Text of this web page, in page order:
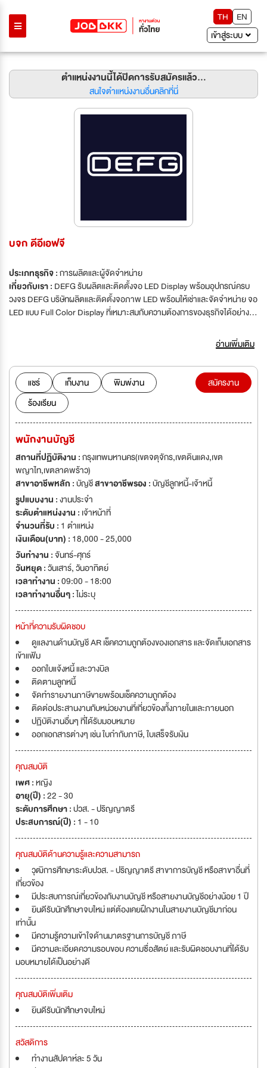
TH
EN
เข้าสู่ระบบ
ตำแหน่งงานนี้ได้ปิดการรับสมัครแล้ว...
สนใจตำแหน่งงานอื่นคลิกที่นี่
บจก ดีอีเอฟจี
ประเภทธุรกิจ :การผลิตและผู้จัดจำหน่าย
เกี่ยวกับเรา : DEFG รับผลิตและติดตั้งจอ LED Display พร้อมอุปกรณ์ครบ
วงจร DEFG บริษัทผลิตและติดตั้งจอภาพ LED พร้อมให้เช่าและจัดจำหน่าย จอ
LED แบบ Full Color Display ที่เหมาะสมกับความต้องการของธุรกิจได้อย่าง
อ่านเพิ่มเติม
แชร์ เก็บงาน
พิมพ์งาน
ร้องเรียน
สมัครงาน
พนักงานบัญชี
สถานที่ปฏิบัติงาน :กรุงเทพมหานคร(เขตจตุจักร,เขตดินแดง,เขต
พญาไท,เขตลาดพร้าว)
สาขาอาชีพหลัก :บัญชีสาขาอาชีพรอง :บัญชีลูกหนี้-เจ้าหนี้
รูปแบบงาน :งานประจำ
ระดับตำแหน่งงาน : เจ้าหน้าที่
จำนวนที่รับ : 1 ตำแหน่ง
เงินเดือน(บาท) : 18,000 - 25,000
วันทำงาน :จันทร์-ศุกร์
วันหยุด :วันเสาร์,วันอาทิตย์
เวลาทำงาน :09:00 - 18:00
เวลาทำงานอื่นๆ :ไม่ระบุ
หน้าที่ความรับผิดชอบ
ดูแลงานด้านบัญชี AR เช็คความถูกต้องของเอกสาร และจัดเก็บเอกสาร
เข้าแฟ้ม
ออกใบแจ้งหนี้ และวางบิล
ติดตามลูกหนี้
จัดทำรายงานภาษีขายพร้อมเช็คความถูกต้อง
ติดต่อประสานงานกับหน่วยงานที่เกี่ยวข้องทั้งภายในและภายนอก
ปฏิบัติงานอื่นๆ ที่ได้รับมอบหมาย
ออกเอกสารต่างๆ เช่น ใบกำกับภาษี, ใบเสร็จรับเงิน
คุณสมบัติ
เพศ :หญิง
อายุ(ปี) :22 - 30
ระดับการศึกษา :ปวส. - ปริญญาตรี
ประสบการณ์(ปี) : 1 - 10
คุณสมบัติด้านความรู้และความสามารถ
วุฒิการศึกษาระดับปวส. - ปริญญาตรี สาขาการบัญชี หรือสาขาอื่นที่
เกี่ยวข้อง
มีประสบการณ์เกี่ยวข้องกับงานบัญชี หรือสายงานบัญชีอย่างน้อย 1 ปี
ยินดีรับนักศึกษาจบใหม่ แต่ต้องเคยฝึกงานในสายงานบัญชีมาก่อน
เท่านั้น
มีความรู้ความเข้าใจด้านมาตรฐานการบัญชี ภาษี
มีความละเอียดความรอบขอบ ความซื่อสัตย์ และรับผิดชอบงานที่ได้รับ
มอบหมายได้เป็นอย่างดี
คุณสมบัติเพิ่มเติม
ยินดีรับนักศึกษาจบใหม่
สวัสดิการ
ทำงานสัปดาห์ละ 5 วัน